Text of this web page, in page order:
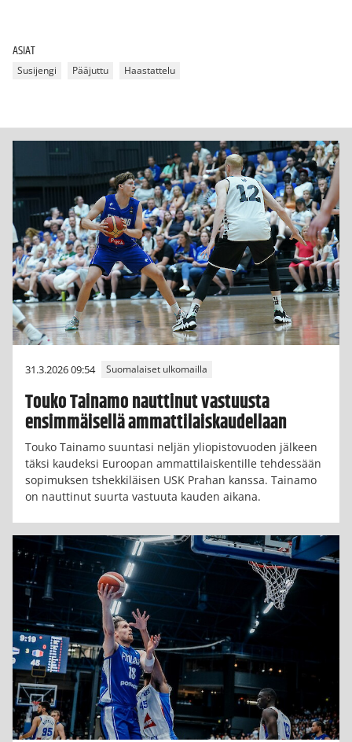
ASIAT
Susijengi Pääjuttu Haastattelu
31.3.2026 09:54 Suomalaiset ulkomailla
Touko Tainamo nauttinut vastuusta
ensimmäisellä ammattilaiskaudellaan
Touko Tainamo suuntasi neljän yliopistovuoden jälkeen
täksi kaudeksi Euroopan ammattilaiskentille tehdessään
sopimuksen tshekkiläisen USK Prahan kanssa. Tainamo
on nauttinut suurta vastuuta kauden aikana.